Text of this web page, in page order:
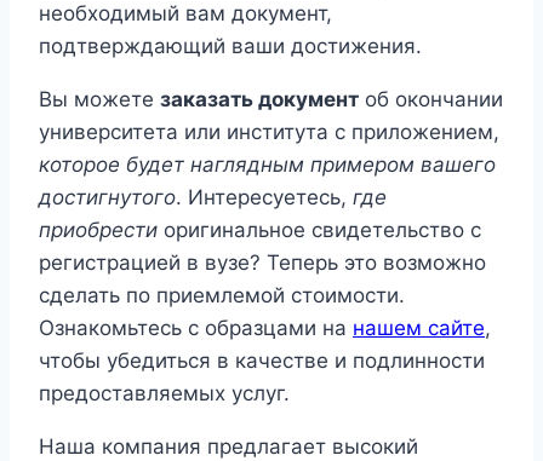
необходимый вам документ,
подтверждающий ваши достижения.
Вы можете заказать документ об окончании
университета или института с приложением,
которое будет наглядным примером вашего
достигнутого. Интересуетесь, где
приобрести оригинальное свидетельство с
регистрацией в вузе? Теперь это возможно
сделать по приемлемой стоимости.
Ознакомьтесь с образцами на нашем сайте,
чтобы убедиться в качестве и подлинности
предоставляемых услуг.
Наша компания предлагает высокий